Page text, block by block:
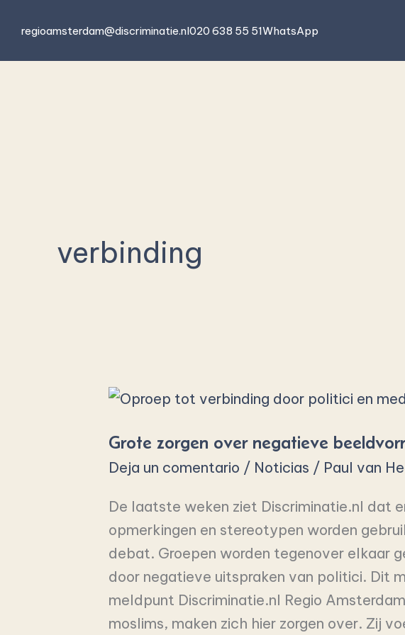
contenido
regioamsterdam@discriminatie.nl020 638 55 51WhatsApp
verbinding
Grote zorgen over negatieve
Deja un comentario / Noticias / Paul van
De laatste weken ziet Discriminatie.nl dat
opmerkingen en stereotypen worden
debat. Groepen worden tegenover elkaar
door negatieve uitspraken van politici. Dit
meldpunt Discriminatie.nl Regio
moslims, maken zich hier zorgen over. Zij
Grote
over
negatieve
van
moslims